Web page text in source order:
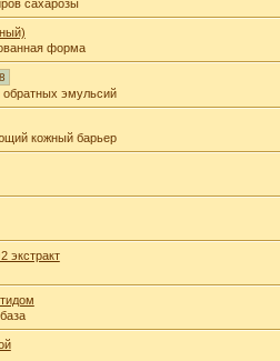
сахарозы
форма
обратных эмульсий
кожный барьер
экстракт